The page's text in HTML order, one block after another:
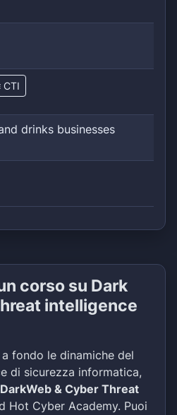
CTI
drinks businesses
corso su Dark
intelligence
fondo le dinamiche del
di sicurezza informatica,
DarkWeb & Cyber Threat
Hot Cyber Academy. Puoi